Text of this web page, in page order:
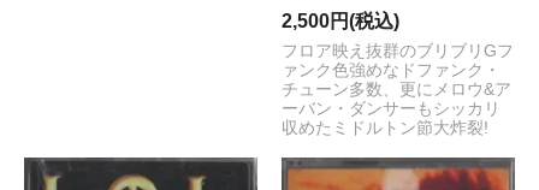
2,500円(税込)
フロア映え抜群のブリブリGフ
ァンク色強めなドファンク・
チューン多数、更にメロウ&ア
ーバン・ダンサーもシッカリ
収めたミドルトン節大炸裂!